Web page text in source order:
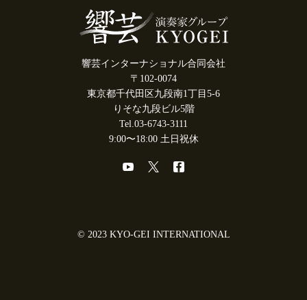
響芸インターナショナル合同会社
〒102-0074
東京都千代田区九段南1丁目5-6
りそな九段ビル5階
Tel.03-6743-3111
9:00〜18:00 土日祝休
© 2023 KYO-GEI INTERNATIONAL